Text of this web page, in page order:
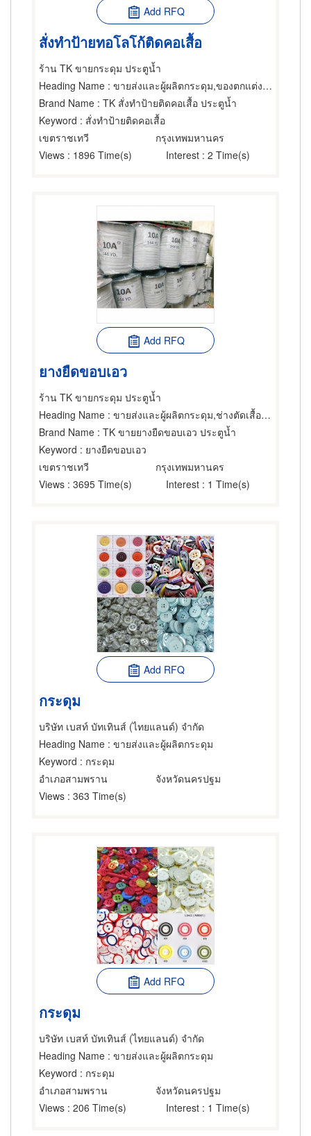
Add RFQ
สั่งทำป้ายทอโลโก้ติดคอเสื้อ
ร้าน TK ขายกระดุม ประตูน้ำ
Heading Name : ขายส่งและผู้ผลิตกระดุม,ของตกแต่งเสื้อผ้า,ผู้ผลิตเสื้อผ้า
Brand Name : TK สั่งทำป้ายติดคอเสื้อ ประตูน้ำ
Keyword : สั่งทำป้ายติดคอเสื้อ
เขตราชเทวี
กรุงเทพมหานคร
Views : 1896 Time(s) Interest : 2 Time(s)
Add RFQ
ยางยืดขอบเอว
ร้าน TK ขายกระดุม ประตูน้ำ
Heading Name : ขายส่งและผู้ผลิตกระดุม,ช่างตัดเสื้อผ้า,ผู้ผลิตเสื้อผ้า
Brand Name : TK ขายยางยืดขอบเอว ประตูน้ำ
Keyword : ยางยืดขอบเอว
เขตราชเทวี
กรุงเทพมหานคร
Views : 3695 Time(s) Interest : 1 Time(s)
Add RFQ
กระดุม
บริษัท เบสท์ บัทเทินส์ (ไทยแลนด์) จำกัด
Heading Name : ขายส่งและผู้ผลิตกระดุม
Keyword : กระดุม
อำเภอสามพราน
จังหวัดนครปฐม
Views : 363 Time(s)
Add RFQ
กระดุม
บริษัท เบสท์ บัทเทินส์ (ไทยแลนด์) จำกัด
Heading Name : ขายส่งและผู้ผลิตกระดุม
Keyword : กระดุม
อำเภอสามพราน
จังหวัดนครปฐม
Views : 206 Time(s) Interest : 1 Time(s)